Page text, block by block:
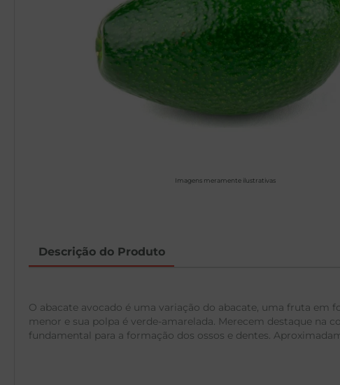
Imagens meramente ilustrativas
Descrição do Produto
O abacate avocado é uma variação do abacate, uma fruta em
menor e sua polpa é verde-amarelada. Merecem destaque na
fundamental para a formação dos ossos e dentes.